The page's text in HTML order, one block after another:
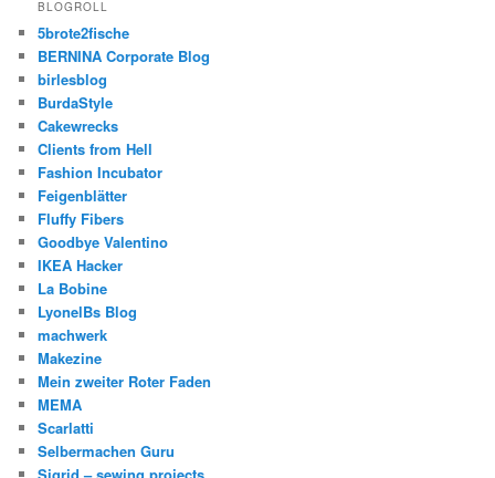
BLOGROLL
5brote2fische
BERNINA Corporate Blog
birlesblog
BurdaStyle
Cakewrecks
Clients from Hell
Fashion Incubator
Feigenblätter
Fluffy Fibers
Goodbye Valentino
IKEA Hacker
La Bobine
LyonelBs Blog
machwerk
Makezine
Mein zweiter Roter Faden
MEMA
Scarlatti
Selbermachen Guru